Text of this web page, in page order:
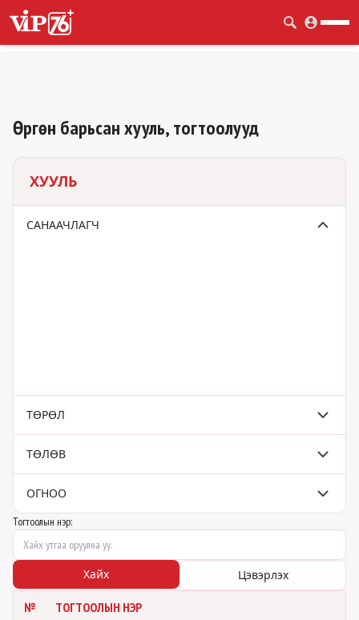
Өргөн барьсан хууль, тогтоолууд
ХУУЛЬ
САНААЧЛАГЧ
ТӨРӨЛ
ТӨЛӨВ
ОГНОО
Тогтоолын нэр:
Хайх Цэвэрлэх
№ ТОГТООЛЫН НЭР